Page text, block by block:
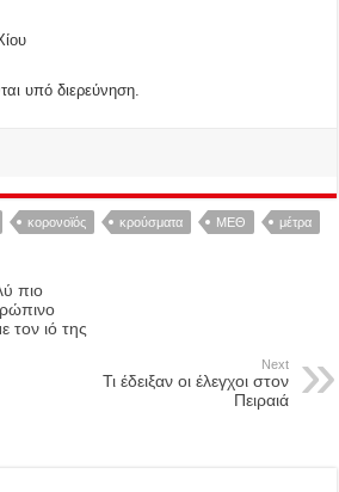
υπό διερεύνηση.
κορονοϊός κρούσματα ΜΕΘ μέτρα
πιο
τον ιό της
Next
Τι έδειξαν οι έλεγχοι στον
Πειραιά